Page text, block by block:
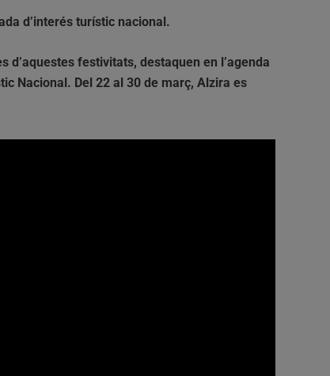
d’interés turístic nacional.
d’aquestes festivitats, destaquen en l’agenda
Nacional. Del 22 al 30 de març, Alzira es